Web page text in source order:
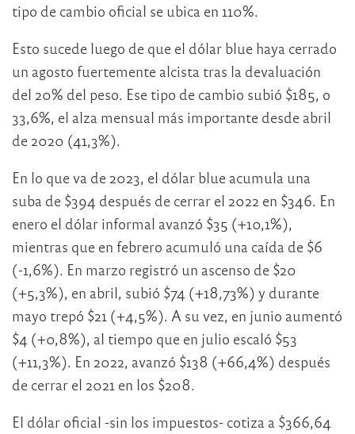
tipo de cambio oficial se ubica en 110%.
Esto sucede luego de que el dólar blue haya cerrado
un agosto fuertemente alcista tras la devaluación
del 20% del peso. Ese tipo de cambio subió $185, o
33,6%, el alza mensual más importante desde abril
de 2020 (41,3%).
En lo que va de 2023, el dólar blue acumula una
suba de $394 después de cerrar el 2022 en $346. En
enero el dólar informal avanzó $35 (+10,1%),
mientras que en febrero acumuló una caída de $6
(-1,6%). En marzo registró un ascenso de $20
(+5,3%), en abril, subió $74 (+18,73%) y durante
mayo trepó $21 (+4,5%). A su vez, en junio aumentó
$4 (+0,8%), al tiempo que en julio escaló $53
(+11,3%). En 2022, avanzó $138 (+66,4%) después
de cerrar el 2021 en los $208.
El dólar oficial -sin los impuestos- cotiza a $366,64